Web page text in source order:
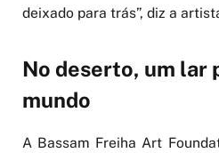
deixado para trás”, diz a
No deserto, um lar
mundo
A Bassam Freiha Art